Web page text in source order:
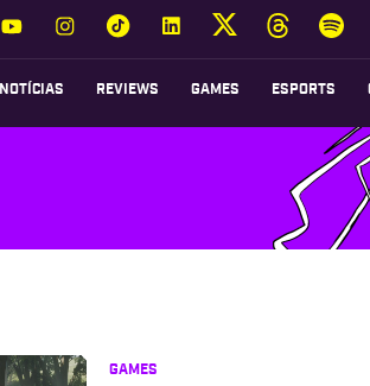
NOTÍCIAS REVIEWS GAMES ESPORTS
GAMES